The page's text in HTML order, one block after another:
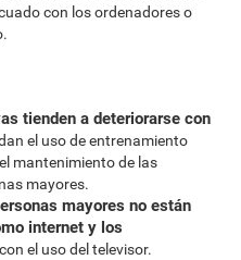
con los ordenadores o
tienden a deteriorarse con
el uso de entrenamiento
mantenimiento de las
mayores.
mayores no están
internet y los
el uso del televisor.